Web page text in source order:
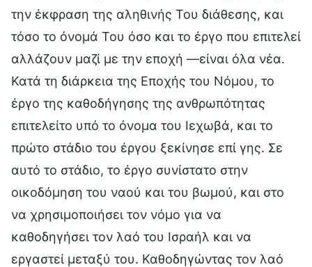
την έκφραση της αληθινής Του διάθεσης, και
τόσο το όνομά Του όσο και το έργο που επιτελεί
αλλάζουν μαζί με την εποχή —είναι όλα νέα.
Κατά τη διάρκεια της Εποχής του Νόμου, το
έργο της καθοδήγησης της ανθρωπότητας
επιτελείτο υπό το όνομα του Ιεχωβά, και το
πρώτο στάδιο του έργου ξεκίνησε επί γης. Σε
αυτό το στάδιο, το έργο συνίστατο στην
οικοδόμηση του ναού και του βωμού, και στο
να χρησιμοποιήσει τον νόμο για να
καθοδηγήσει τον λαό του Ισραήλ και να
εργαστεί μεταξύ του. Καθοδηγώντας τον λαό